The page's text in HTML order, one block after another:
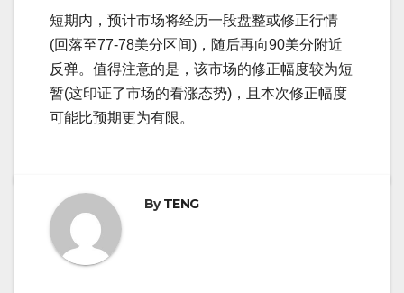
短期内，预计市场将经历一段盘整或修正行情
(回落至77-78美分区间)，随后再向90美分附近
反弹。值得注意的是，该市场的修正幅度较为短
暂(这印证了市场的看涨态势)，且本次修正幅度
可能比预期更为有限。
ByTENG